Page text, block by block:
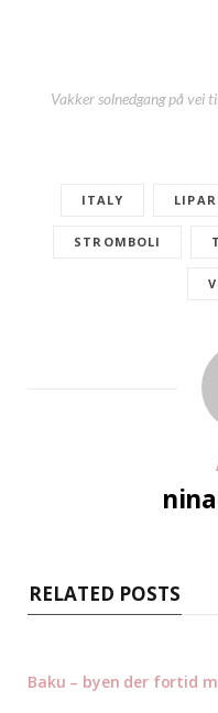
Vakker solnedgang på vei
ITALY
STROMBOLI
RELATED POSTS
Baku – byen der fortid